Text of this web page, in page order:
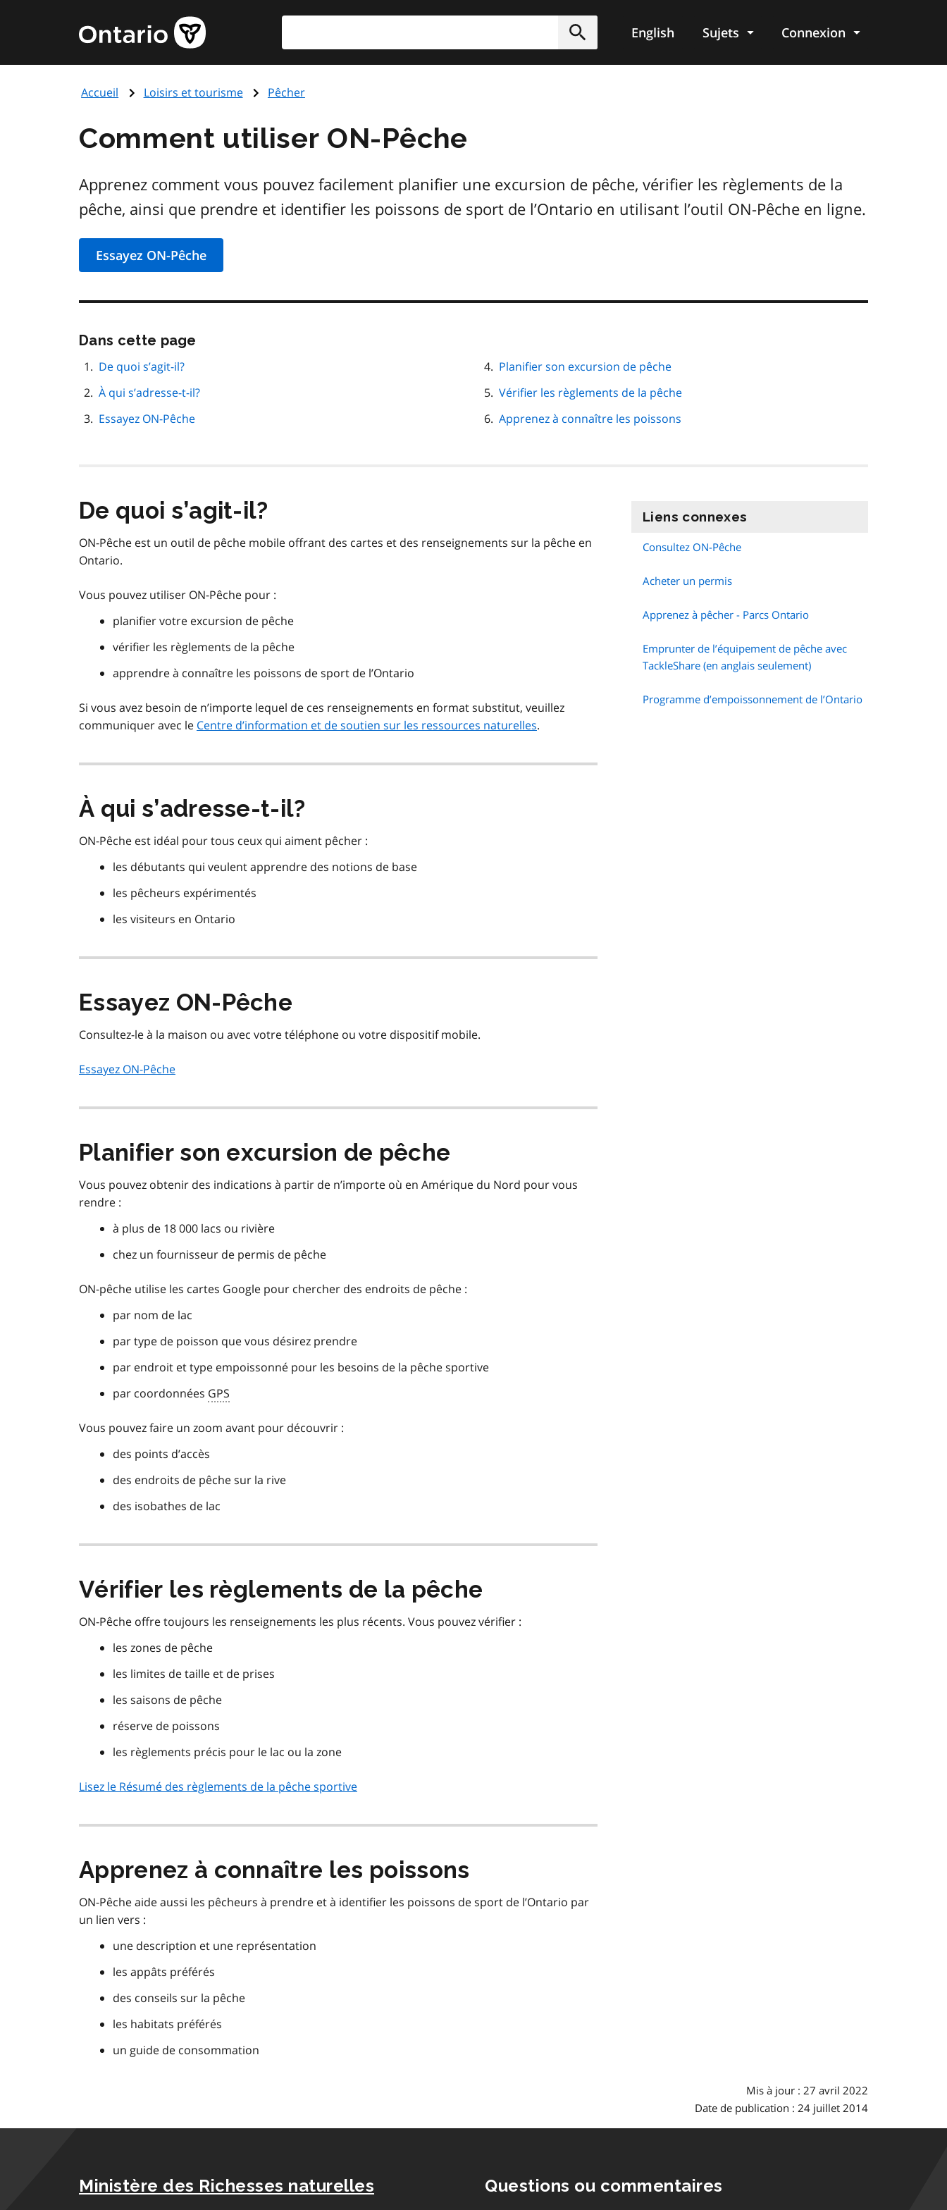
principal
Page
d'accueil
de
Soumettre
English Sujets Connexion
Accueil Loisirs et tourisme Pêcher
Comment utiliser ON-Pêche
Apprenez comment vous pouvez facilement planifier une excursion de pêche, vérifier les règlements de la
pêche, ainsi que prendre et identifier les poissons de sport de l’Ontario en utilisant l’outil ON-Pêche en ligne.
Essayez ON-Pêche
Dans cette page
De quoi s’agit-il?
À qui s’adresse-t-il?
Essayez ON-Pêche
Planifier son excursion de pêche
Vérifier les règlements de la pêche
Apprenez à connaître les poissons
De quoi s’agit-il?
ON-Pêche est un outil de pêche mobile offrant des cartes et des renseignements sur la pêche en
Ontario.
Vous pouvez utiliser ON-Pêche pour :
planifier votre excursion de pêche
vérifier les règlements de la pêche
apprendre à connaître les poissons de sport de l’Ontario
Si vous avez besoin de n’importe lequel de ces renseignements en format substitut, veuillez
communiquer avec le Centre d’information et de soutien sur les ressources naturelles.
À qui s’adresse-t-il?
ON-Pêche est idéal pour tous ceux qui aiment pêcher :
les débutants qui veulent apprendre des notions de base
les pêcheurs expérimentés
les visiteurs en Ontario
Essayez ON-Pêche
Consultez-le à la maison ou avec votre téléphone ou votre dispositif mobile.
Essayez ON-Pêche
Planifier son excursion de pêche
Vous pouvez obtenir des indications à partir de n’importe où en Amérique du Nord pour vous
rendre :
à plus de 18 000 lacs ou rivière
chez un fournisseur de permis de pêche
ON-pêche utilise les cartes Google pour chercher des endroits de pêche :
par nom de lac
par type de poisson que vous désirez prendre
par endroit et type empoissonné pour les besoins de la pêche sportive
par coordonnées GPS
Vous pouvez faire un zoom avant pour découvrir :
des points d’accès
des endroits de pêche sur la rive
des isobathes de lac
Vérifier les règlements de la pêche
ON-Pêche offre toujours les renseignements les plus récents. Vous pouvez vérifier :
les zones de pêche
les limites de taille et de prises
les saisons de pêche
réserve de poissons
les règlements précis pour le lac ou la zone
Lisez le Résumé des règlements de la pêche sportive
Apprenez à connaître les poissons
ON-Pêche aide aussi les pêcheurs à prendre et à identifier les poissons de sport de l’Ontario par
un lien vers :
une description et une représentation
les appâts préférés
des conseils sur la pêche
les habitats préférés
un guide de consommation
Liens connexes
Consultez ON-Pêche
Acheter un permis
Apprenez à pêcher - Parcs Ontario
Emprunter de l’équipement de pêche avec
TackleShare (en anglais seulement)
Programme d’empoissonnement de l’Ontario
Mis à jour : 27 avril 2022
Date de publication : 24 juillet 2014
Ministère des Richesses naturelles Questions ou commentaires